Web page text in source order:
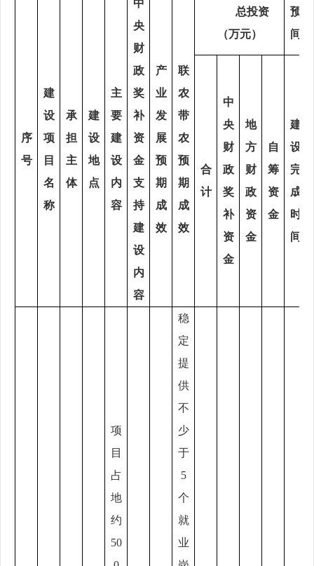
序
号
建
设
项
目
名
称
承
担
主
体
建
设
地
点
主
要
建
设
内
容
中
央
财
政
奖
补
资
金
支
持
建
设
内
容
产
业
发
展
预
期
成
效
联
农
带
农
预
期
成
效
总投资
（万元）
预
间
合
计
中
央
财
政
奖
补
资
金
地
方
财
政
资
金
自
筹
资
金
建
设
完
成
时
间
项
目
占
地
约
50
稳
定
提
供
不
少
于
5
个
就
业